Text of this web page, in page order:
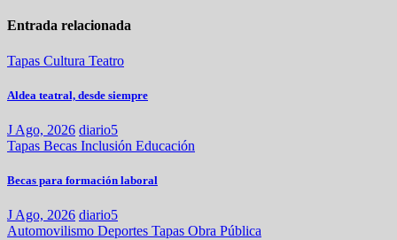
Entrada relacionada
Tapas Cultura Teatro
Aldea teatral, desde siempre
J Ago, 2026 diario5
Tapas Becas Inclusión Educación
Becas para formación laboral
J Ago, 2026 diario5
Automovilismo Deportes Tapas Obra Pública